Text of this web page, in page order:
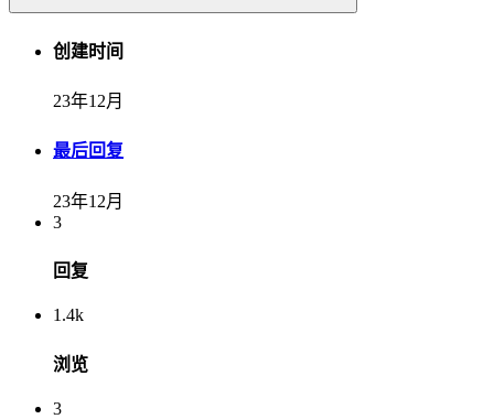
创建时间
23年12月
最后回复
23年12月
3
回复
1.4k
浏览
3